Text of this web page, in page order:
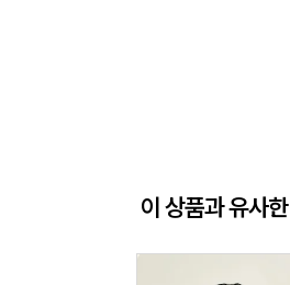
이 상품과 유사한